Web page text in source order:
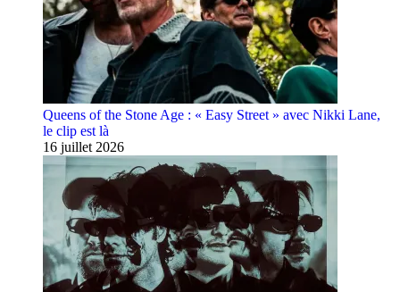
Queens of the Stone Age : « Easy Street » avec Nikki Lane,
le clip est là
16 juillet 2026